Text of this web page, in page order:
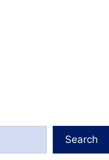
Search